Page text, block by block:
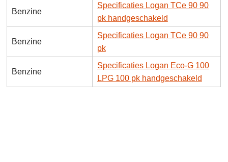
Benzine
Specificaties Logan TCe 90 90
pk handgeschakeld
Benzine
Specificaties Logan TCe 90 90
pk
Benzine
Specificaties Logan Eco-G 100
LPG 100 pk handgeschakeld